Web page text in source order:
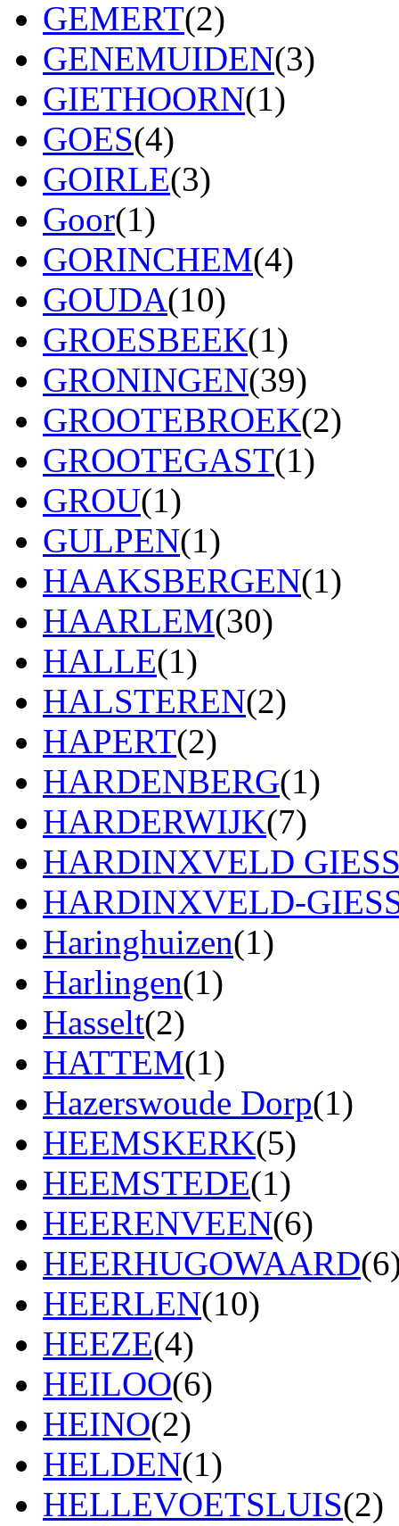
GEMERT(2)
GENEMUIDEN(3)
GIETHOORN(1)
GOES(4)
GOIRLE(3)
Goor(1)
GORINCHEM(4)
GOUDA(10)
GROESBEEK(1)
GRONINGEN(39)
GROOTEBROEK(2)
GROOTEGAST(1)
GROU(1)
GULPEN(1)
HAAKSBERGEN(1)
HAARLEM(30)
HALLE(1)
HALSTEREN(2)
HAPERT(2)
HARDENBERG(1)
HARDERWIJK(7)
HARDINXVELD
HARDINXVELD-
Haringhuizen(1)
Harlingen(1)
Hasselt(2)
HATTEM(1)
Hazerswoude Dorp(1)
HEEMSKERK(5)
HEEMSTEDE(1)
HEERENVEEN(6)
HEERHUGOWAARD
HEERLEN(10)
HEEZE(4)
HEILOO(6)
HEINO(2)
HELDEN(1)
HELLEVOETSLUIS(2)